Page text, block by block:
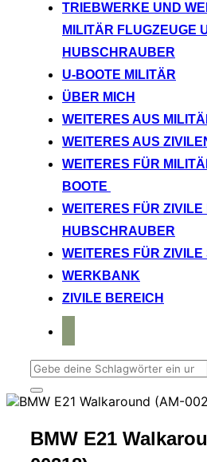
TRIEBWERKE UND
MILITÄR FLUGZEUGE
HUBSCHRAUBER
U-BOOTE MILITÄR
ÜBER MICH
WEITERES AUS
WEITERES AUS
WEITERES FÜR
BOOTE
WEITERES FÜR
HUBSCHRAUBER
WEITERES FÜR ZIVILE
WERKBANK
ZIVILE BEREICH
Suchen
nach:
Seitenleiste
&
umschalten
BMW E21